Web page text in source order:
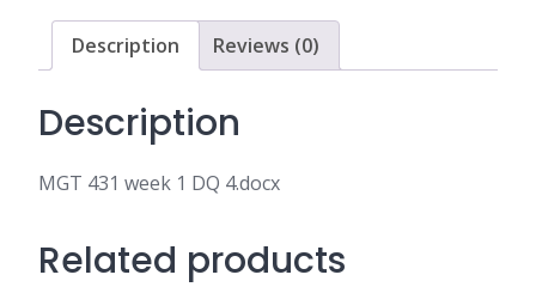
quantity
Description Reviews (0)
Description
MGT 431 week 1 DQ 4.docx
Related products